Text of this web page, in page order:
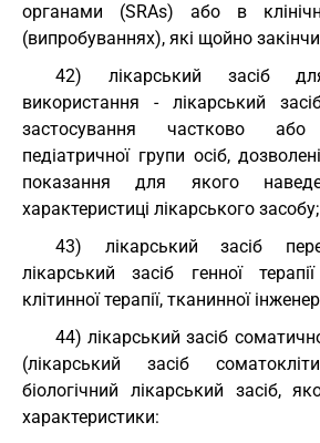
органами (SRAs) або в
(випробуваннях), які щойно
42) лікарський засіб
використання - лікарський
застосування частково
педіатричної групи осіб,
показання для якого
характеристиці лікарського засобу;
43) лікарський засіб
лікарський засіб генної
клітинної терапії, тканинної
44) лікарський засіб
(лікарський засіб
біологічний лікарський засіб,
характеристики: